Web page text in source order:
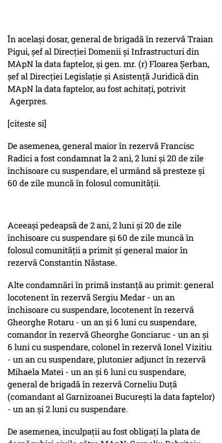
În acelaşi dosar, general de brigadă în rezervă Traian
Pigui, şef al Direcţiei Domenii şi Infrastructuri din
MApN la data faptelor, şi gen. mr. (r) Floarea Şerban,
şef al Direcţiei Legislaţie şi Asistenţă Juridică din
MApN la data faptelor, au fost achitaţi, potrivit
Agerpres.
[citeste si]
De asemenea, general maior în rezervă Francisc
Radici a fost condamnat la 2 ani, 2 luni şi 20 de zile
închisoare cu suspendare, el urmând să presteze şi
60 de zile muncă în folosul comunităţii.
Aceeaşi pedeapsă de 2 ani, 2 luni şi 20 de zile
închisoare cu suspendare şi 60 de zile muncă în
folosul comunităţii a primit şi general maior în
rezervă Constantin Năstase.
Alte condamnări în primă instanţă au primit: general
locotenent în rezervă Sergiu Medar - un an
închisoare cu suspendare, locotenent în rezervă
Gheorghe Rotaru - un an şi 6 luni cu suspendare,
comandor în rezervă Gheorghe Gonciaruc - un an şi
6 luni cu suspendare, colonel în rezervă Ionel Vizitiu
- un an cu suspendare, plutonier adjunct în rezervă
Mihaela Matei - un an şi 6 luni cu suspendare,
general de brigadă în rezervă Corneliu Duţă
(comandant al Garnizoanei Bucureşti la data faptelor)
- un an şi 2 luni cu suspendare.
De asemenea, inculpaţii au fost obligaţi la plata de